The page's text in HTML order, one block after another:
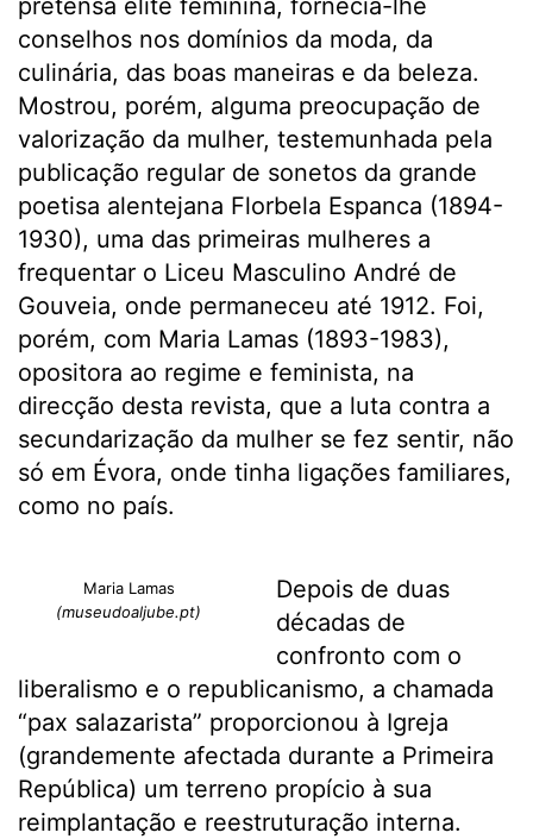
pretensa elite feminina, fornecia-lhe
conselhos nos domínios da moda, da
culinária, das boas maneiras e da beleza.
Mostrou, porém, alguma preocupação de
valorização da mulher, testemunhada pela
publicação regular de sonetos da grande
poetisa alentejana Florbela Espanca (1894-
1930), uma das primeiras mulheres a
frequentar o Liceu Masculino André de
Gouveia, onde permaneceu até 1912. Foi,
porém, com Maria Lamas (1893-1983),
opositora ao regime e feminista, na
direcção desta revista, que a luta contra a
secundarização da mulher se fez sentir, não
só em Évora, onde tinha ligações familiares,
como no país.
Maria Lamas
(museudoaljube.pt)
Depois de duas
décadas de
confronto com o
liberalismo e o republicanismo, a chamada
“pax salazarista” proporcionou à Igreja
(grandemente afectada durante a Primeira
República) um terreno propício à sua
reimplantação e reestruturação interna.